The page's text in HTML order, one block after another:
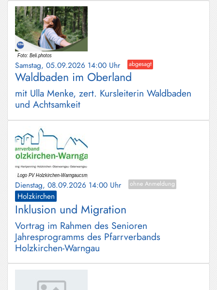
Samstag, 05.09.2026 14:00 Uhr abgesagt
Waldbaden im Oberland
mit Ulla Menke, zert. Kursleiterin Waldbaden
und Achtsamkeit
Dienstag, 08.09.2026 14:00 Uhr ohne Anmeldung
Holzkirchen
Inklusion und Migration
Vortrag im Rahmen des Senioren
Jahresprogramms des Pfarrverbands
Holzkirchen-Warngau